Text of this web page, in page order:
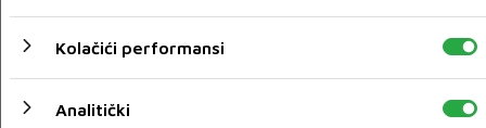
se
Kolačići performansi
Analitički